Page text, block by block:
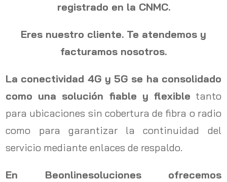
registrado en la CNMC.
Eres nuestro cliente. Te atendemos y
facturamos nosotros.
La conectividad 4G y 5G se ha consolidado
como una solución fiable y flexible tanto
para ubicaciones sin cobertura de fibra o radio
como para garantizar la continuidad del
servicio mediante enlaces de respaldo.
En Beonlinesoluciones ofrecemos